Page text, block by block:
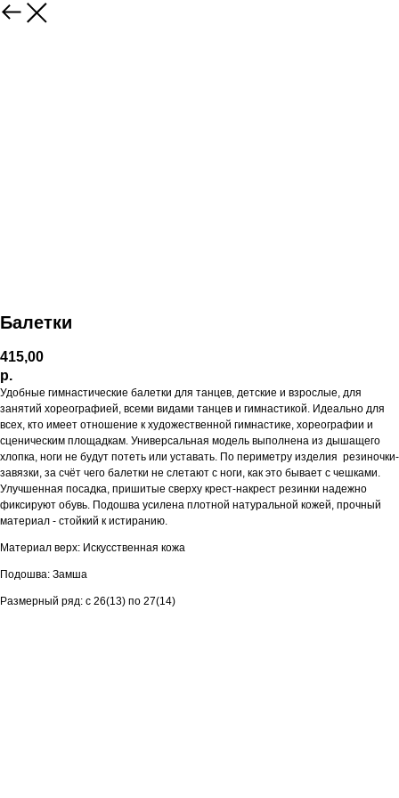
Балетки
415,00
р.
Удобные гимнастические балетки для танцев, детские и взрослые, для
занятий хореографией, всеми видами танцев и гимнастикой. Идеально для
всех, кто имеет отношение к художественной гимнастике, хореографии и
сценическим площадкам. Универсальная модель выполнена из дышащего
хлопка, ноги не будут потеть или уставать. По периметру изделия резиночки-
завязки, за счёт чего балетки не слетают с ноги, как это бывает с чешками.
Улучшенная посадка, пришитые сверху крест-накрест резинки надежно
фиксируют обувь. Подошва усилена плотной натуральной кожей, прочный
материал - стойкий к истиранию.
Материал верх: Искусственная кожа
Подошва: Замша
Размерный ряд: с 26(13) по 27(14)